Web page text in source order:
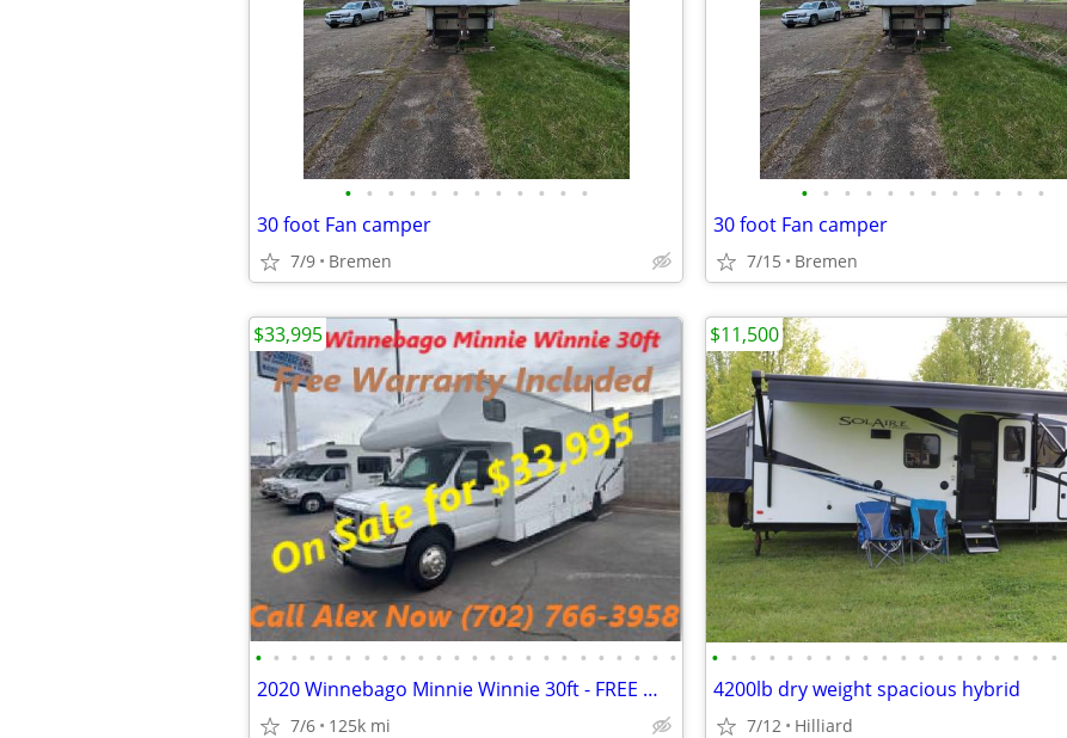
• • • • • • • • • • • •
30 foot Fan camper
7/9 Bremen
• • • • • • • • • • • •
30 foot Fan camper
7/15 Bremen
• • • • • • • • • • • • • • • • • • • • • • • •
2020 Winnebago Minnie Winnie 30ft - FREE WARRANTY INCLUDED - CALL NOW
7/6 125k mi
$33,995
• • • • • • • • • • • • • • • • • • •
4200lb dry weight spacious hybrid
7/12 Hilliard
$11,500